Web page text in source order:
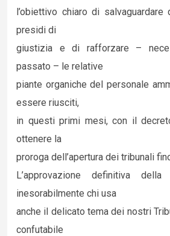
l’obiettivo chiaro di salvaguardare
presidi di
giustizia e di rafforzare –
passato – le relative
piante organiche del personale
essere riusciti,
in questi primi mesi, con il
ottenere la
proroga dell’apertura dei tribunali
L’approvazione definitiva
inesorabilmente chi usa
anche il delicato tema dei nostri
confutabile